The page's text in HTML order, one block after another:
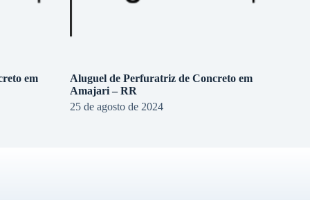
em
Aluguel de Perfuratriz de Concreto em
Amajari – RR
25 de agosto de 2024